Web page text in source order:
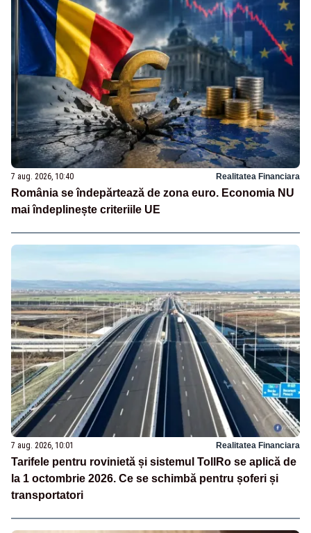
7 aug. 2026, 10:40 Realitatea Financiara
România se îndepărtează de zona euro. Economia NU
mai îndeplinește criteriile UE
7 aug. 2026, 10:01 Realitatea Financiara
Tarifele pentru rovinietă și sistemul TollRo se aplică de
la 1 octombrie 2026. Ce se schimbă pentru șoferi și
transportatori